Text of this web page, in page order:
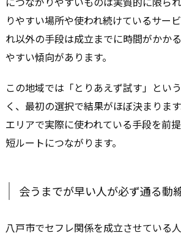
りやすい場所や使われ続けているサー
れ以外の手段は成立までに時間がかか
やすい傾向があります。
この地域では「とりあえず試す」とい
く、最初の選択で結果がほぼ決まりま
エリアで実際に使われている手段を前
短ルートにつながります。
会うまでが早い人が必ず通る動
八戸市でセフレ関係を成立させている